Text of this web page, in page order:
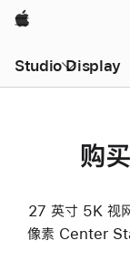
Apple
Studio Display
购
27 英寸 5K 视
像素 Center